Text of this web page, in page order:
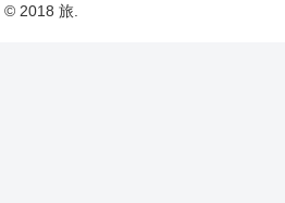
© 2018 旅.